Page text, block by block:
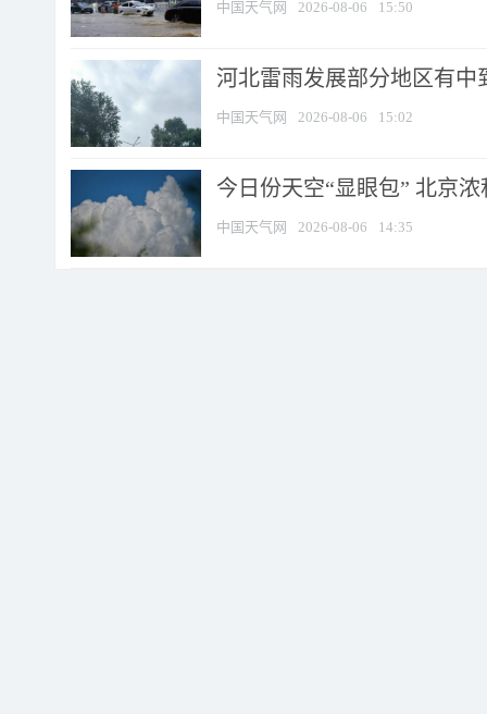
中国天气网 2026-08-06 15:50
河北雷雨发展部分地区有中
中国天气网 2026-08-06 15:02
今日份天空“显眼包” 北京
中国天气网 2026-08-06 14:35